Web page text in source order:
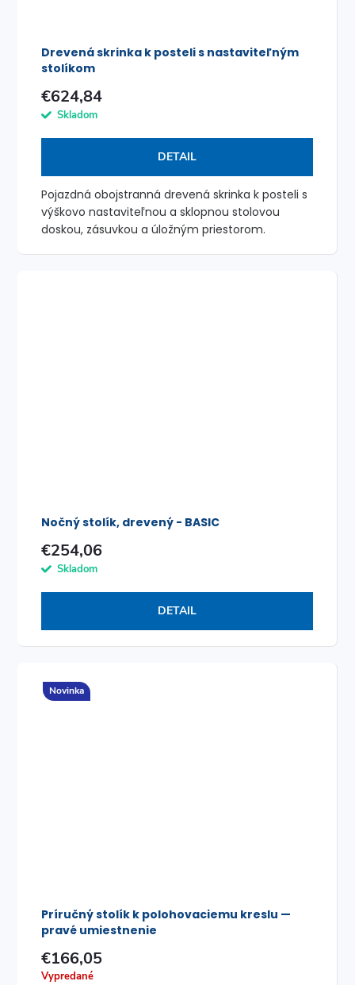
Drevená skrinka k posteli s nastaviteľným
stolíkom
€624,84
Skladom
DETAIL
Pojazdná obojstranná drevená skrinka k posteli s
výškovo nastaviteľnou a sklopnou stolovou
doskou, zásuvkou a úložným priestorom.
Nočný stolík, drevený - BASIC
€254,06
Skladom
DETAIL
Novinka
Príručný stolík k polohovaciemu kreslu —
pravé umiestnenie
€166,05
Vypredané